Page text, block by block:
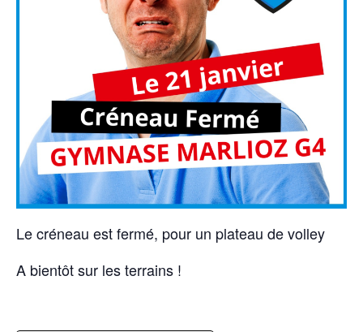
Le créneau est fermé, pour un plateau de volley
A bientôt sur les terrains !